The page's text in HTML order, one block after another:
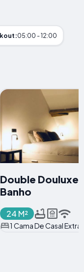
05:00 - 12:00
Double Douluxe
Banho
24 M²
1 Cama De Casal